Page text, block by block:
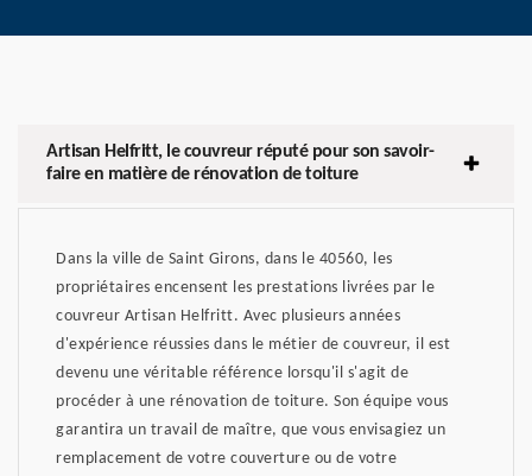
Artisan Helfritt, le couvreur réputé pour son savoir-
faire en matière de rénovation de toiture
Dans la ville de Saint Girons, dans le 40560, les
propriétaires encensent les prestations livrées par le
couvreur Artisan Helfritt. Avec plusieurs années
d'expérience réussies dans le métier de couvreur, il est
devenu une véritable référence lorsqu'il s'agit de
procéder à une rénovation de toiture. Son équipe vous
garantira un travail de maître, que vous envisagiez un
remplacement de votre couverture ou de votre